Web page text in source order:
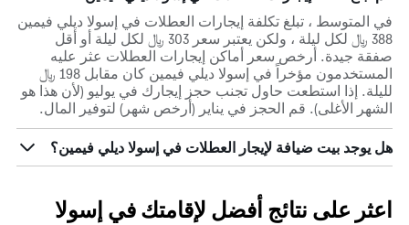
في المتوسط ، تبلغ تكلفة إيجارات العطلات في إسولا ديلي فيمين
388 ﷼ لكل ليلة ، ولكن يعتبر سعر 303 ﷼ لكل ليلة أو أقل
صفقة جيدة. أرخص سعر أماكن إيجارات العطلات عثر عليه
المستخدمون مؤخراً في إسولا ديلي فيمين كان مقابل 198 ﷼
لليلة. إذا استطعت حاول تجنب حجز إيجارك في يوليو (لأن هذا هو
الشهر الأغلى). قم الحجز في يناير (أرخص شهر) لتوفير المال.
هل يوجد بيت ضيافة لإيجار العطلات في إسولا ديلي فيمين؟
اعثر على نتائج أفضل لإقامتك في إسولا